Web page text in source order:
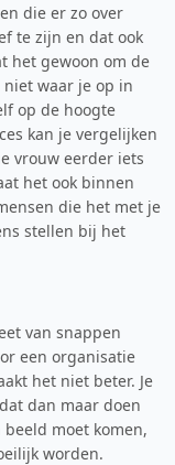
die er zo over
te zijn en dat ook
het gewoon om de
waar je op in
op de hoogte
kan je vergelijken
vrouw eerder iets
het ook binnen
die het met je
stellen bij het
van snappen
een organisatie
het niet beter. Je
dan maar doen
moet komen,
worden.